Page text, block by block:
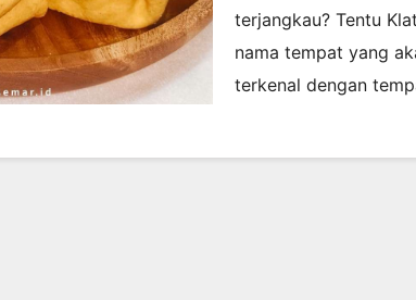
terjangkau? Tentu
nama tempat yang
terkenal dengan